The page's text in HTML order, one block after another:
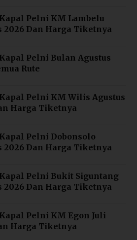
Pelni KM Lambelu
2026 Dan Harga Tiketnya
Pelni Bulan Agustus
Rute
Pelni KM Wilis Agustus
Harga Tiketnya
Pelni Dobonsolo
2026 Dan Harga Tiketnya
Pelni Bukit Siguntang
2026 Dan Harga Tiketnya
Pelni KM Egon Juli
Harga Tiketnya